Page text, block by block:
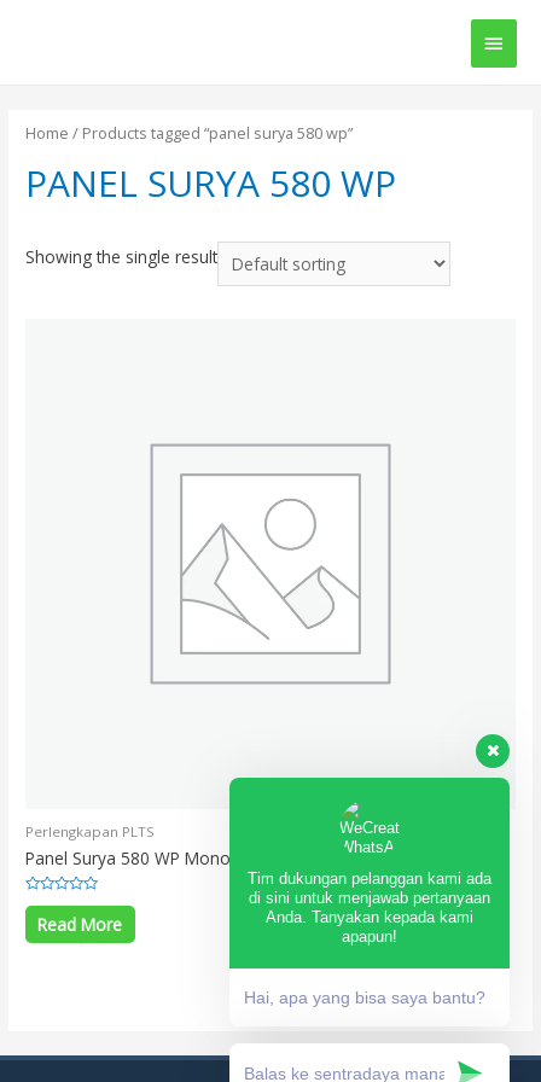
Main
Home / Products tagged “panel surya 580 wp”
PANEL SURYA 580 WP
Showing the single result
Perlengkapan PLTS
Panel Surya 580 WP Mono N-Type TOPCon Double Glass
Rated
out
of
Read More
Tim dukungan pelanggan kami ada
di sini untuk menjawab pertanyaan
Anda. Tanyakan kepada kami
apapun!
Hai, apa yang bisa saya bantu?